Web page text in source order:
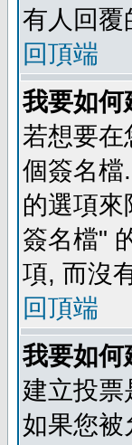
有人回覆
回頂端
我要如何
若想要在
個簽名
的選項
簽名檔"
項, 而沒
回頂端
我要如何
建立投
如果您被